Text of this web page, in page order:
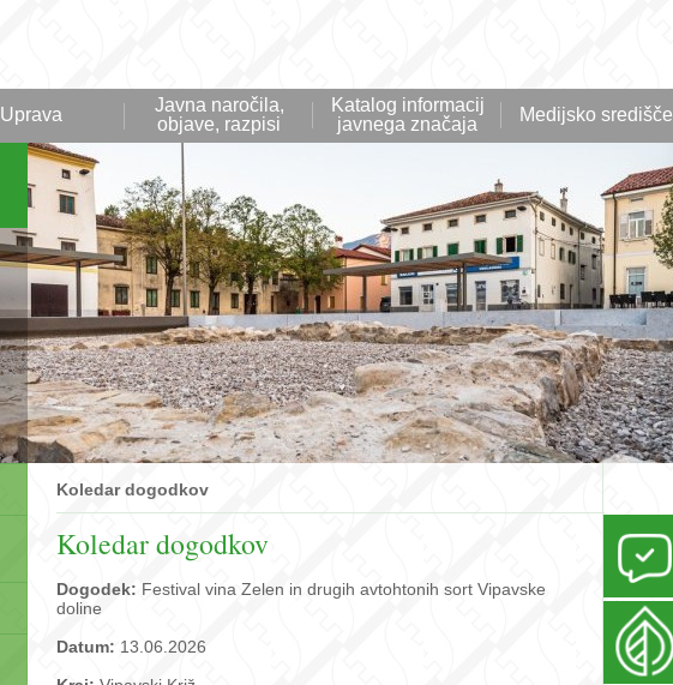
Uprava
Javna naročila,
objave, razpisi
Katalog informacij
javnega značaja
Medijsko središče
Koledar dogodkov
Koledar dogodkov
Dogodek: Festival vina Zelen in drugih avtohtonih sort Vipavske
doline
Datum: 13.06.2026